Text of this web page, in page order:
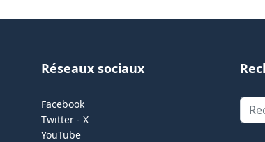
Réseaux sociaux
Facebook
Twitter - X
YouTube